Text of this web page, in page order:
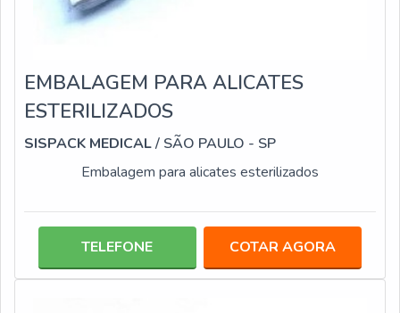
EMBALAGEM PARA ALICATES
ESTERILIZADOS
SISPACK MEDICAL/ SÃO PAULO - SP
Embalagem para alicates esterilizados
TELEFONE COTAR AGORA